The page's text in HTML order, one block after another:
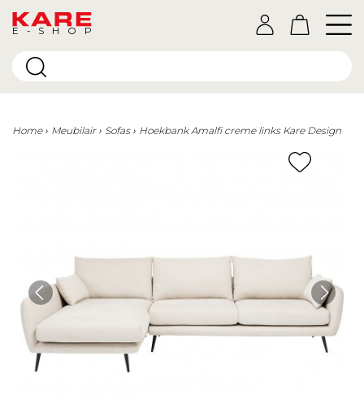
E-SHOP
Home Meubilair Sofas Hoekbank Amalfi creme links Kare Design